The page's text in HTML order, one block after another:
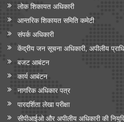
लोक शिकायत अधिकारी
आन्‍तरिक शिकायत समिति कमेटी
संपर्क अधिकारी
केंद्रीय जन सूचना अधिकारी, अपीलीय
बजट आबंटन
कार्य आबंटन
नागरिक अधिकार पत्र
पारदर्शिता लेखा परीक्षा
सीपीआईओ और अपी‍लीय अधिकारी की